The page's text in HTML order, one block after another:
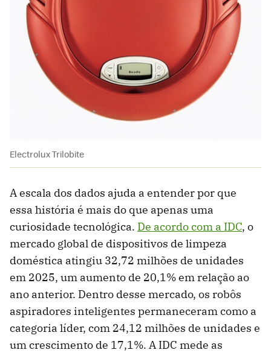
Electrolux Trilobite
A escala dos dados ajuda a entender por que
essa história é mais do que apenas uma
curiosidade tecnológica. De acordo com a IDC, o
mercado global de dispositivos de limpeza
doméstica atingiu 32,72 milhões de unidades
em 2025, um aumento de 20,1% em relação ao
ano anterior. Dentro desse mercado, os robôs
aspiradores inteligentes permaneceram como a
categoria líder, com 24,12 milhões de unidades e
um crescimento de 17,1%. A IDC mede as